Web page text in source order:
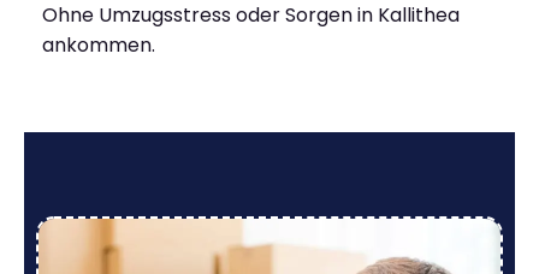
Ohne Umzugsstress oder Sorgen in Kallithea
ankommen.